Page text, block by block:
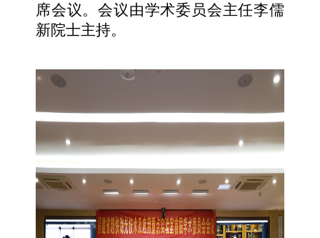
席会议。会议由学术委员会主任李儒
新院士主持。